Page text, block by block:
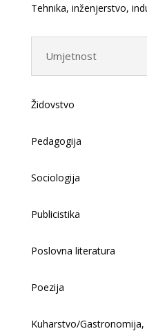
Tehnika, inženjerstvo,
Umjetnost
Židovstvo
Pedagogija
Sociologija
Publicistika
Poslovna literatura
Poezija
Kuharstvo/